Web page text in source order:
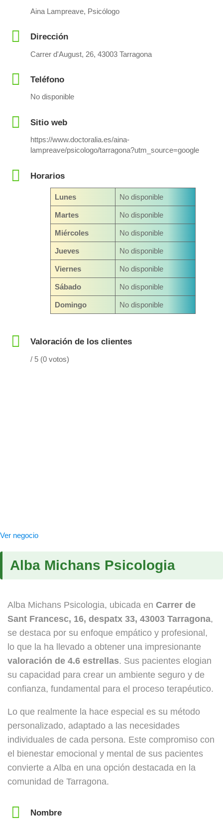
Aina Lampreave, Psicólogo
Dirección
Carrer d'August, 26, 43003 Tarragona
Teléfono
No disponible
Sitio web
https://www.doctoralia.es/aina-
lampreave/psicologo/tarragona?utm_source=google
Horarios
Lunes No disponible
Martes No disponible
Miércoles No disponible
Jueves No disponible
Viernes No disponible
Sábado No disponible
Domingo No disponible
Valoración de los clientes
/ 5 (0 votos)
Ver negocio
Alba Michans Psicologia
Alba Michans Psicologia, ubicada en Carrer de
Sant Francesc, 16, despatx 33, 43003 Tarragona,
se destaca por su enfoque empático y profesional,
lo que la ha llevado a obtener una impresionante
valoración de 4.6 estrellas. Sus pacientes elogian
su capacidad para crear un ambiente seguro y de
confianza, fundamental para el proceso terapéutico.
Lo que realmente la hace especial es su método
personalizado, adaptado a las necesidades
individuales de cada persona. Este compromiso con
el bienestar emocional y mental de sus pacientes
convierte a Alba en una opción destacada en la
comunidad de Tarragona.
Nombre